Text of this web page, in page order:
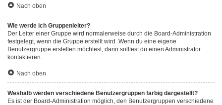
Nach oben
Wie werde ich Gruppenleiter?
Der Leiter einer Gruppe wird normalerweise durch die Board-Administration
festgelegt, wenn die Gruppe erstellt wird. Wenn du eine eigene
Benutzergruppe erstellen möchtest, dann solltest du einen Administrator
kontaktieren.
Nach oben
Weshalb werden verschiedene Benutzergruppen farbig dargestellt?
Es ist der Board-Administration möglich, den Benutzergruppen verschiedene